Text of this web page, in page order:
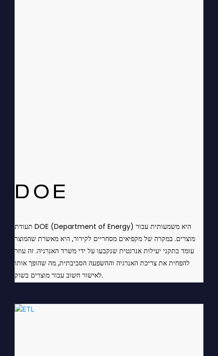
DOE
תעודת DOE (Department of Energy) היא משמעותית עבור
מוצרים. במקרה של מקפיאים מסחריים לקירור, היא מאשרת שהמוצר
עומד בתקני יעילות אנרגטית שנקבעו על ידי משרד האנרגיה. זה עוזר
להפחית את צריכת האנרגיה וההשפעה הסביבתית, מה שהופך אותו
לאישור חשוב עבור מוצרים בשוק.